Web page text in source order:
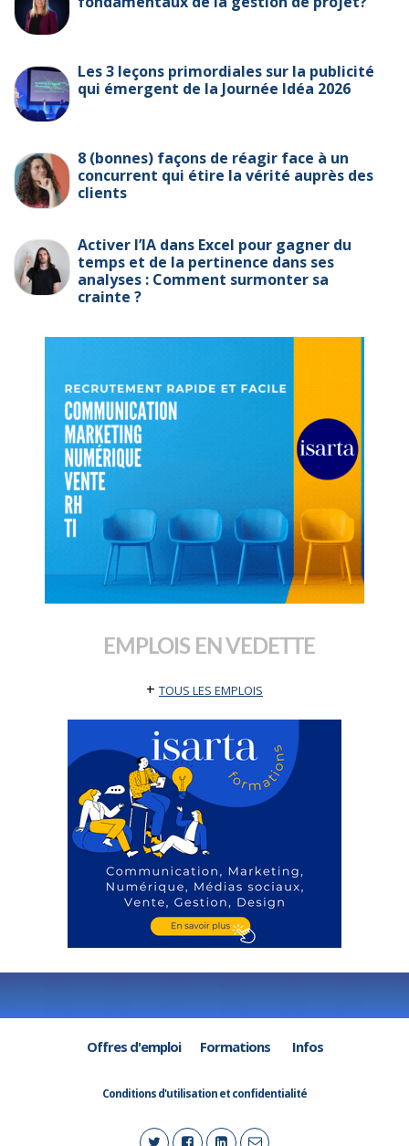
Les 3 leçons primordiales sur la publicité
qui émergent de la Journée Idéa 2026
8 (bonnes) façons de réagir face à un
concurrent qui étire la vérité auprès des
clients
Activer l’IA dans Excel pour gagner du
temps et de la pertinence dans ses
analyses : Comment surmonter sa
crainte ?
EMPLOIS EN VEDETTE
+ TOUS LES EMPLOIS
Offres d'emploi Formations Infos
Conditions d'utilisation et confidentialité